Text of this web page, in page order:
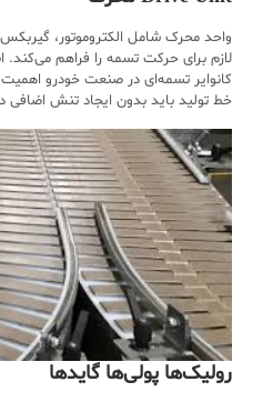
واحد محرک شامل الکتروموتور،
لازم برای حرکت تسمه را فراهم می‌کند.
کانوایر تسمه‌ای در صنعت خودرو اهمیت
خط تولید باید بدون ایجاد تنش
رولیک‌ها پولی‌ها گایدها